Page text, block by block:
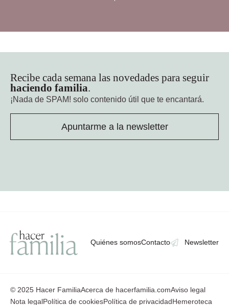
Recibe cada semana las novedades para seguir
haciendo familia.
¡Nada de SPAM! solo contenido útil que te encantará.
Apuntarme a la newsletter
Quiénes somosContacto Newsletter
© 2025 Hacer FamiliaAcerca de hacerfamilia.comAviso legal
Nota legalPolítica de cookiesPolítica de privacidadHemeroteca